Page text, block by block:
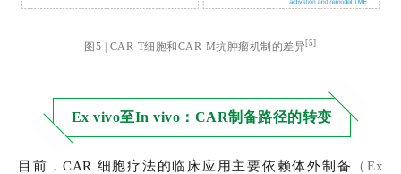
图5 | CAR-T细胞和CAR-M抗肿瘤机制的差异[5]
Ex vivo至In vivo： CAR制备路径的转变
目前，CAR 细胞疗法的临床应用主要依赖体外制备
（Ex